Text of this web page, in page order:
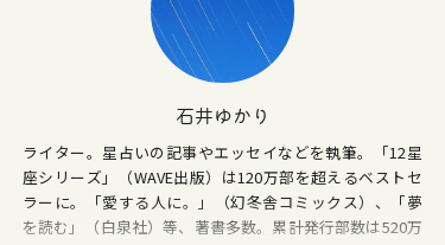
石井ゆかり
ライター。星占いの記事やエッセイなどを執筆。「12星
座シリーズ」（WAVE出版）は120万部を超えるベストセ
ラーに。「愛する人に。」（幻冬舎コミックス）、「夢
を読む」（白泉社）等、著書多数。累計発行部数は520万